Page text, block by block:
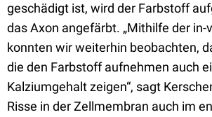
geschädigt ist, wird der Farbstoff
das Axon angefärbt. „Mithilfe der in-
konnten wir weiterhin beobachten,
die den Farbstoff aufnehmen auch
Kalziumgehalt zeigen“, sagt
Risse in der Zellmembran auch im